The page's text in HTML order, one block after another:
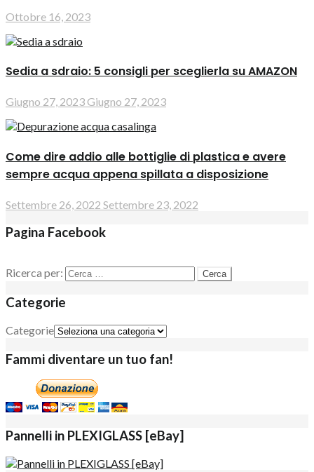
Ottobre 16, 2023
Sedia a sdraio: 5 consigli per sceglierla su AMAZON
Giugno 27, 2023Giugno 27, 2023
Come dire addio alle bottiglie di plastica e avere
sempre acqua appena spillata a disposizione
Settembre 26, 2022 Settembre 23, 2022
Pagina Facebook
Ricerca per:
Categorie
Categorie
Fammi diventare un tuo fan!
Pannelli in PLEXIGLASS [eBay]